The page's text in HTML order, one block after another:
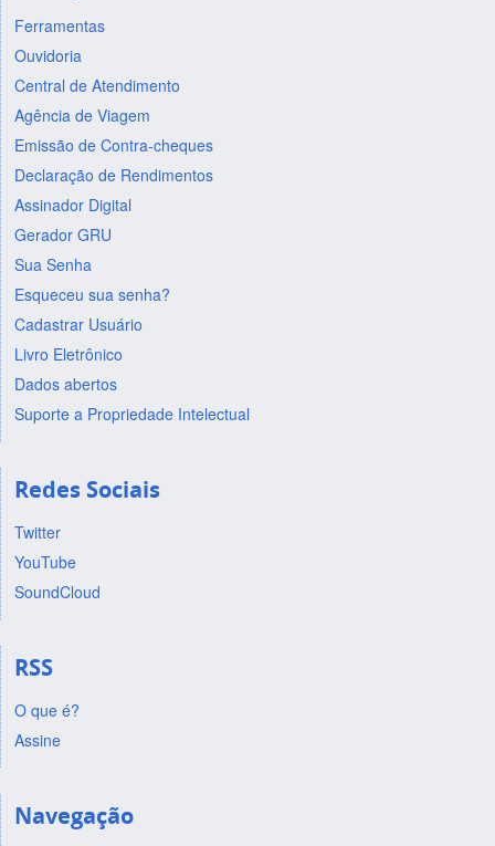
Ferramentas
Ouvidoria
Central de Atendimento
Agência de Viagem
Emissão de Contra-cheques
Declaração de Rendimentos
Assinador Digital
Gerador GRU
Sua Senha
Esqueceu sua senha?
Cadastrar Usuário
Livro Eletrônico
Dados abertos
Suporte a Propriedade Intelectual
Redes Sociais
Twitter
YouTube
SoundCloud
RSS
O que é?
Assine
Navegação